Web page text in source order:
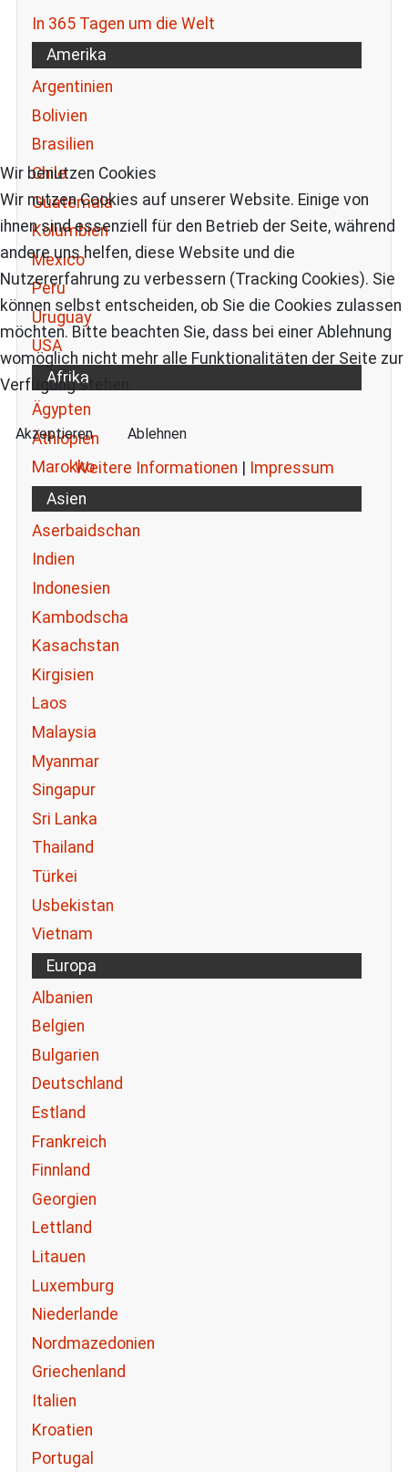
In 365 Tagen um die Welt
Amerika
Argentinien
Bolivien
Brasilien
Chile
Guatemala
Kolumbien
Mexico
Peru
Uruguay
USA
Afrika
Ägypten
Äthiopien
Marokko
Asien
Aserbaidschan
Indien
Indonesien
Kambodscha
Kasachstan
Kirgisien
Laos
Malaysia
Myanmar
Singapur
Sri Lanka
Thailand
Türkei
Usbekistan
Vietnam
Europa
Albanien
Belgien
Bulgarien
Deutschland
Estland
Frankreich
Finnland
Georgien
Lettland
Litauen
Luxemburg
Niederlande
Nordmazedonien
Griechenland
Italien
Kroatien
Portugal
Wir benutzen Cookies
Wir nutzen Cookies auf unserer Website. Einige von
ihnen sind essenziell für den Betrieb der Seite, während
andere uns helfen, diese Website und die
Nutzererfahrung zu verbessern (Tracking Cookies). Sie
können selbst entscheiden, ob Sie die Cookies zulassen
möchten. Bitte beachten Sie, dass bei einer Ablehnung
womöglich nicht mehr alle Funktionalitäten der Seite zur
Verfügung stehen.
Akzeptieren Ablehnen
Weitere Informationen | Impressum